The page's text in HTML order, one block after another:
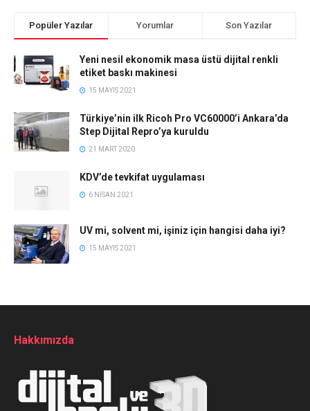
Popüler Yazılar Yorumlar Son Yazılar
Yeni nesil ekonomik masa üstü dijital renkli
etiket baskı makinesi
15 MAYIS 2021
Türkiye’nin ilk Ricoh Pro VC60000’i Ankara’da
Step Dijital Repro’ya kuruldu
21 MART 2020
KDV’de tevkifat uygulaması
6 NISAN 2021
UV mi, solvent mi, işiniz için hangisi daha iyi?
15 MAYIS 2021
Hakkımızda